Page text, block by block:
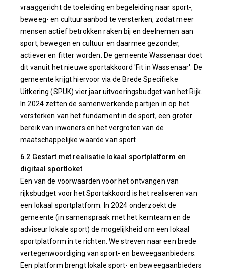
vraaggericht de toeleiding en begeleiding naar sport-,
beweeg- en cultuuraanbod te versterken, zodat meer
mensen actief betrokken raken bij en deelnemen aan
sport, bewegen en cultuur en daarmee gezonder,
actiever en fitter worden. De gemeente Wassenaar doet
dit vanuit het nieuwe sportakkoord 'Fit in Wassenaar'. De
gemeente krijgt hiervoor via de Brede Specifieke
Uitkering (SPUK) vier jaar uitvoeringsbudget van het Rijk.
In 2024 zetten de samenwerkende partijen in op het
versterken van het fundament in de sport, een groter
bereik van inwoners en het vergroten van de
maatschappelijke waarde van sport.
6.2 Gestart met realisatie lokaal sportplatform en
digitaal sportloket
Een van de voorwaarden voor het ontvangen van
rijksbudget voor het Sportakkoord is het realiseren van
een lokaal sportplatform. In 2024 onderzoekt de
gemeente (in samenspraak met het kernteam en de
adviseur lokale sport) de mogelijkheid om een lokaal
sportplatform in te richten. We streven naar een brede
vertegenwoordiging van sport- en beweegaanbieders.
Een platform brengt lokale sport- en beweegaanbieders